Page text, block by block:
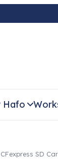
Hafo
SD